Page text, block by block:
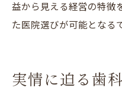
益から見える経営の特徴
た医院選びが可能となる
実情に迫る歯